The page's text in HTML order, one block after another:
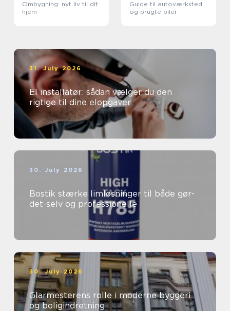
Ombygning: nyt liv til dit
hjem
Guide til autoværksted
og brugte biler
31. July 2026
El installatør: sådan vælger du den
rigtige til dine elopgaver
30. July 2026
Bostik stærke limløsninger til både gør-
det-selv og professionelle
30. July 2026
Glarmesterens rolle i moderne byggeri
og boligindretning